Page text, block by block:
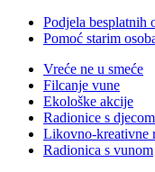
Podjela besplatnih
Pomoć starim
Vreće ne u smeće
Filcanje vune
Ekološke akcije
Radionice s djecom
Likovno-kreativne
Radionica s vunom